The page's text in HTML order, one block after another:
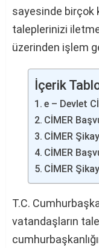
sayesinde birçok
taleplerinizi
üzerinden işlem
İçerik
e – Devlet
CİMER
CİMER
CİMER
CİMER
T.C.
vatandaşların